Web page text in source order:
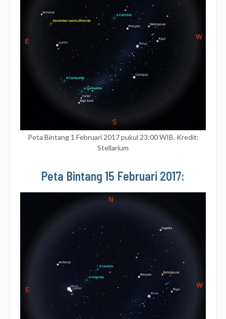
Peta Bintang 1 Februari 2017 pukul 23:00 WIB. Kredit:
Stellarium
Peta Bintang 15 Februari 2017: